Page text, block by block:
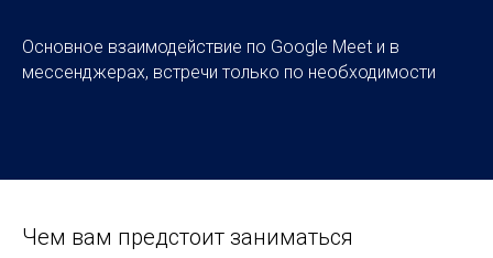
Основное взаимодействие по Google Meet и в
мессенджерах, встречи только по необходимости
Чем вам предстоит заниматься